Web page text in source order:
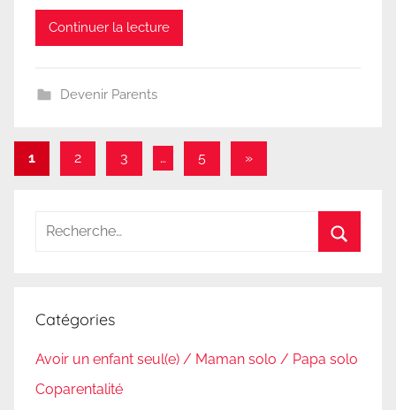
Continuer la lecture
Devenir Parents
Navigation
articles
1 2 3 … 5
Articles
»
Recherche
Catégories
Avoir un enfant seul(e) / Maman solo / Papa solo
Coparentalité